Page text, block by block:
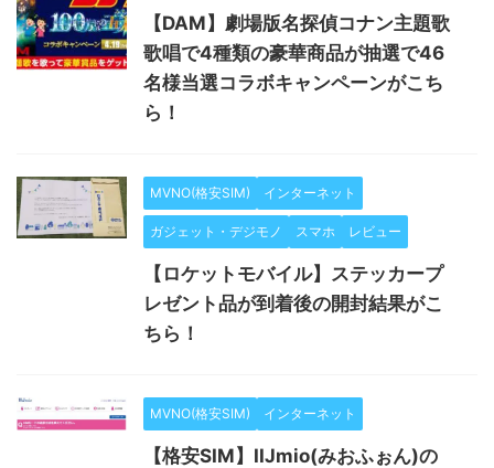
【DAM】劇場版名探偵コナン主題歌
歌唱で4種類の豪華商品が抽選で46
名様当選コラボキャンペーンがこち
ら！
MVNO(格安SIM) インターネット
ガジェット・デジモノ スマホ レビュー
【ロケットモバイル】ステッカープ
レゼント品が到着後の開封結果がこ
ちら！
MVNO(格安SIM) インターネット
【格安SIM】IIJmio(みおふぉん)の